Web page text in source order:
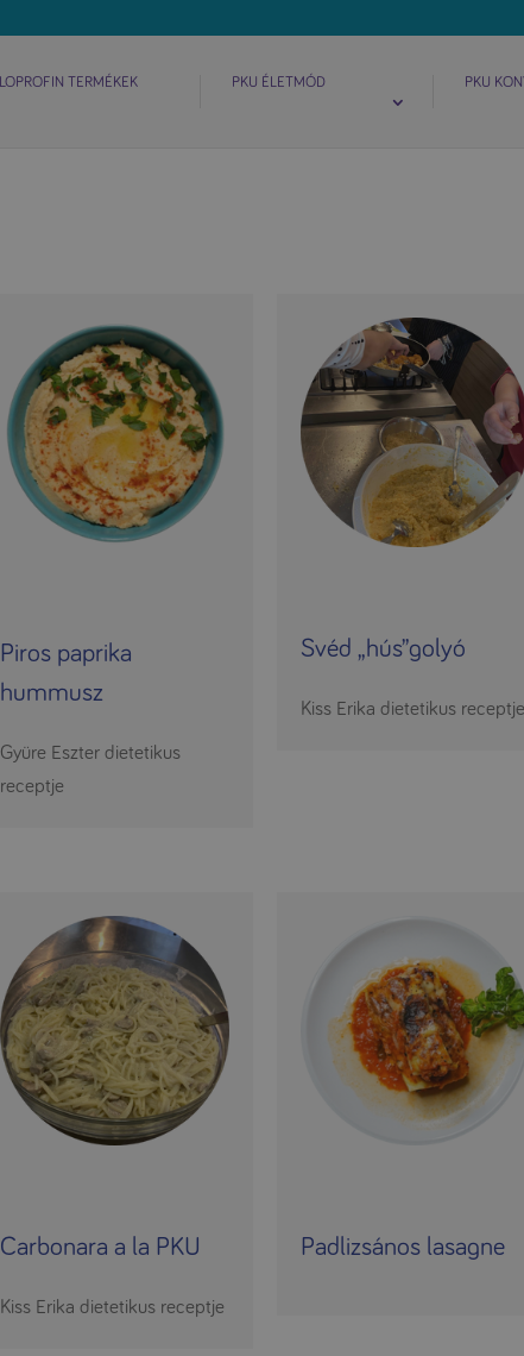
LOPROFIN TERMÉKEK PKU ÉLETMÓD PKU
Piros paprika
hummusz
Gyüre Eszter dietetikus
receptje
Svéd „hús”golyó
Kiss Erika dietetikus receptje
Carbonara a la PKU
Kiss Erika dietetikus receptje
Padlizsános lasagne